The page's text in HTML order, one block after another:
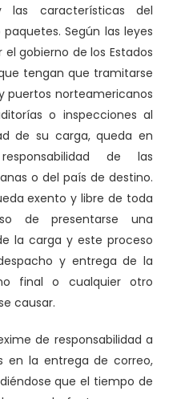
características del
Según las leyes
gobierno de los Estados
tengan que tramitarse
puertos norteamericanos
o inspecciones al
de su carga, queda en
de las
o del país de destino.
exento y libre de toda
de presentarse una
la carga y este proceso
y entrega de la
final o cualquier otro
causar.
exime de responsabilidad a
en la entrega de correo,
que el tiempo de